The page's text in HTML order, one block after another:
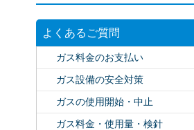
よくあるご質問
ガス料金のお支払い
ガス設備の安全対策
ガスの使用開始・中止
ガス料金・使用量・検針